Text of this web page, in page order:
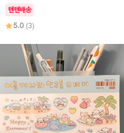
텐텐배송
5.0 (3)